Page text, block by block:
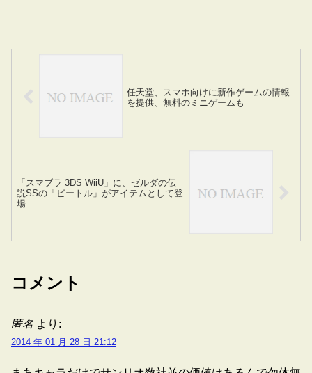
任天堂、スマホ向けに新作ゲームの情報
を提供、無料のミニゲームも
「スマブラ 3DS WiiU」に、ゼルダの伝
説SSの「ビートル」がアイテムとして登
場
コメント
匿名 より:
2014 年 01 月 28 日 21:12